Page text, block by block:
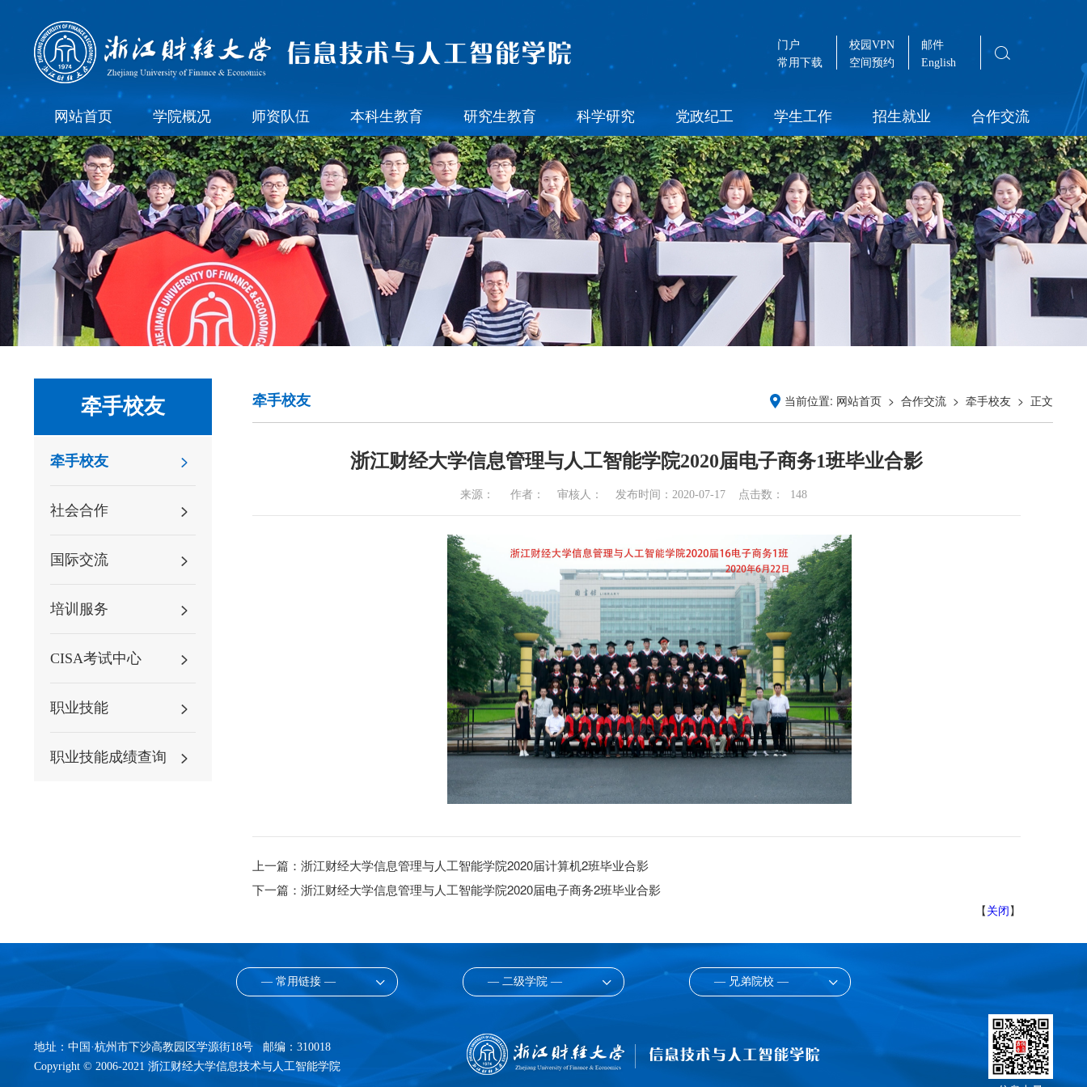
门户
常用下载
校园VPN
空间预约
邮件
English
网站首页 学院概况 师资队伍 本科生教育 研究生教育 科学研究 党政纪工 学生工作 招生就业 合作交流
牵手校友
牵手校友
社会合作
国际交流
培训服务
CISA考试中心
职业技能
职业技能成绩查询
牵手校友 当前位置: 网站首页 > 合作交流 > 牵手校友 > 正文
浙江财经大学信息管理与人工智能学院2020届电子商务1班毕业合影
来源： 作者： 审核人： 发布时间：2020-07-17 点击数： 148
上一篇： 浙江财经大学信息管理与人工智能学院2020届计算机2班毕业合影
下一篇： 浙江财经大学信息管理与人工智能学院2020届电子商务2班毕业合影
【关闭】
— 常用链接 — — 二级学院 — — 兄弟院校 —
地址：中国·杭州市下沙高教园区学源街18号 邮编：310018
Copyright © 2006-2021 浙江财经大学信息技术与人工智能学院